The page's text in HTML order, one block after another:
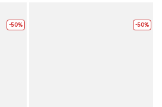
-50% -50%